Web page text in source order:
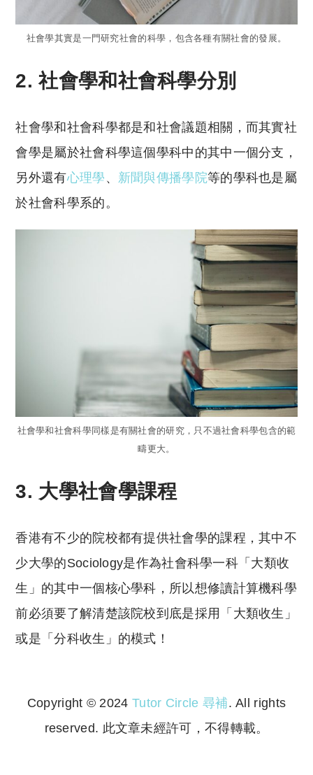
社會學其實是一門研究社會的科學，包含各種有關社會的發展。
2. 社會學和社會科學分別
社會學和社會科學都是和社會議題相關，而其實社
會學是屬於社會科學這個學科中的其中一個分支，
另外還有心理學 、 新聞與傳播學院等的學科也是屬
於社會科學系的。
社會學和社會科學同樣是有關社會的研究，只不過社會科學包含的範
疇更大。
3. 大學社會學課程
香港有不少的院校都有提供社會學的課程，其中不
少大學的Sociology是作為社會科學一科「大類收
生」的其中一個核心學科，所以想修讀計算機科學
前必須要了解清楚該院校到底是採用「大類收生」
或是「分科收生」的模式！
Copyright © 2024 Tutor Circle 尋補. All rights
reserved. 此文章未經許可，不得轉載。